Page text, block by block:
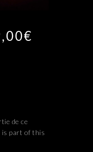
€
de ce
part of this